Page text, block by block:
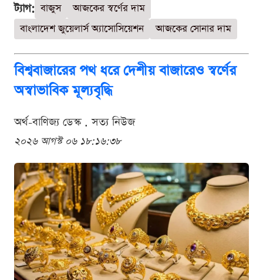
ট্যাগ: বাজুস
আজকের স্বর্ণের দাম
বাংলাদেশ জুয়েলার্স অ্যাসোসিয়েশন
আজকের সোনার দাম
বিশ্ববাজারের পথ ধরে দেশীয় বাজারেও স্বর্ণের
অস্বাভাবিক মূল্যবৃদ্ধি
অর্থ-বাণিজ্য ডেস্ক . সত্য নিউজ
২০২৬ আগস্ট ০৬ ১৮:১৬:৩৮